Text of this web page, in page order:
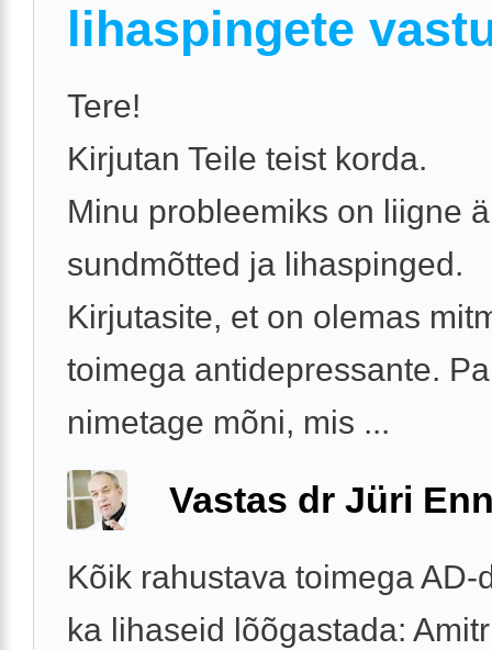
lihaspingete
Tere!
Kirjutan Teile teist korda.
Minu probleemiks on liigne
sundmõtted ja lihaspinged.
Kirjutasite, et on olemas
toimega antidepressante.
nimetage mõni, mis ...
Vastas dr Jüri
Kõik rahustava toimega AD-
ka lihaseid lõõgastada: